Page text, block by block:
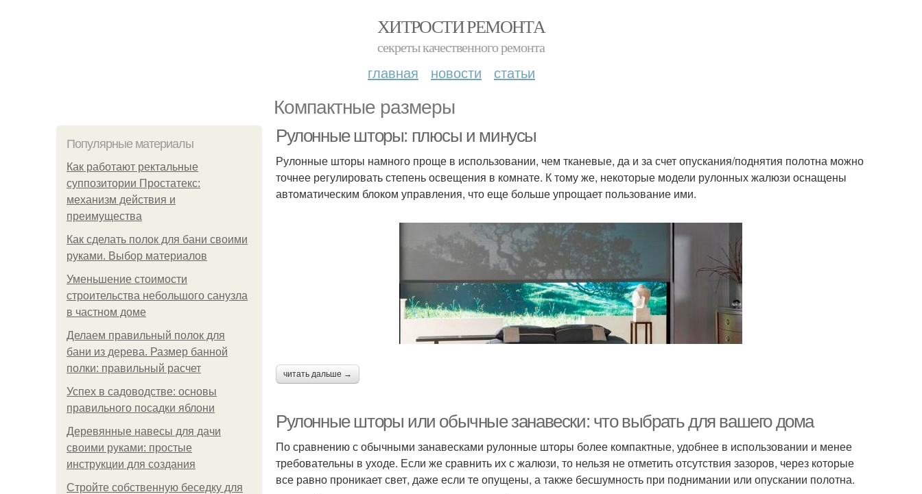
ХИТРОСТИ РЕМОНТА
секреты качественного ремонта
главная новости статьи
Компактные размеры
Популярные материалы
Как работают ректальные
суппозитории Простатекс:
механизм действия и
преимущества
Как сделать полок для бани своими
руками. Выбор материалов
Уменьшение стоимости
строительства небольшого санузла
в частном доме
Делаем правильный полок для
бани из дерева. Размер банной
полки: правильный расчет
Успех в садоводстве: основы
правильного посадки яблони
Деревянные навесы для дачи
своими руками: простые
инструкции для создания
Стройте собственную беседку для
Рулонные шторы: плюсы и минусы
Рулонные шторы намного проще в использовании, чем тканевые, да и за счет опускания/поднятия полотна можно
точнее регулировать степень освещения в комнате. К тому же, некоторые модели рулонных жалюзи оснащены
автоматическим блоком управления, что еще больше упрощает пользование ими.
читать дальше →
Рулонные шторы или обычные занавески: что выбрать для вашего дома
По сравнению с обычными занавесками рулонные шторы более компактные, удобнее в использовании и менее
требовательны в уходе. Если же сравнить их с жалюзи, то нельзя не отметить отсутствия зазоров, через которые
все равно проникает свет, даже если те опущены, а также бесшумность при поднимании или опускании полотна.